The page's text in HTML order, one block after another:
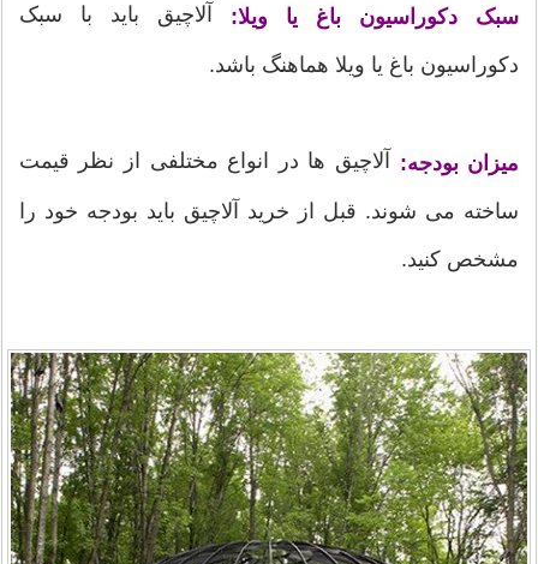
سبک دکوراسیون باغ یا ویلا: آلاچیق باید با سبک
دکوراسیون باغ یا ویلا هماهنگ باشد.
میزان بودجه: آلاچیق ها در انواع مختلفی از نظر قیمت
ساخته می شوند. قبل از خرید آلاچیق باید بودجه خود را
مشخص کنید.